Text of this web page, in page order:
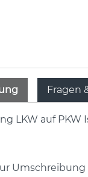
Fragen
LKW auf PKW
Umschreibung